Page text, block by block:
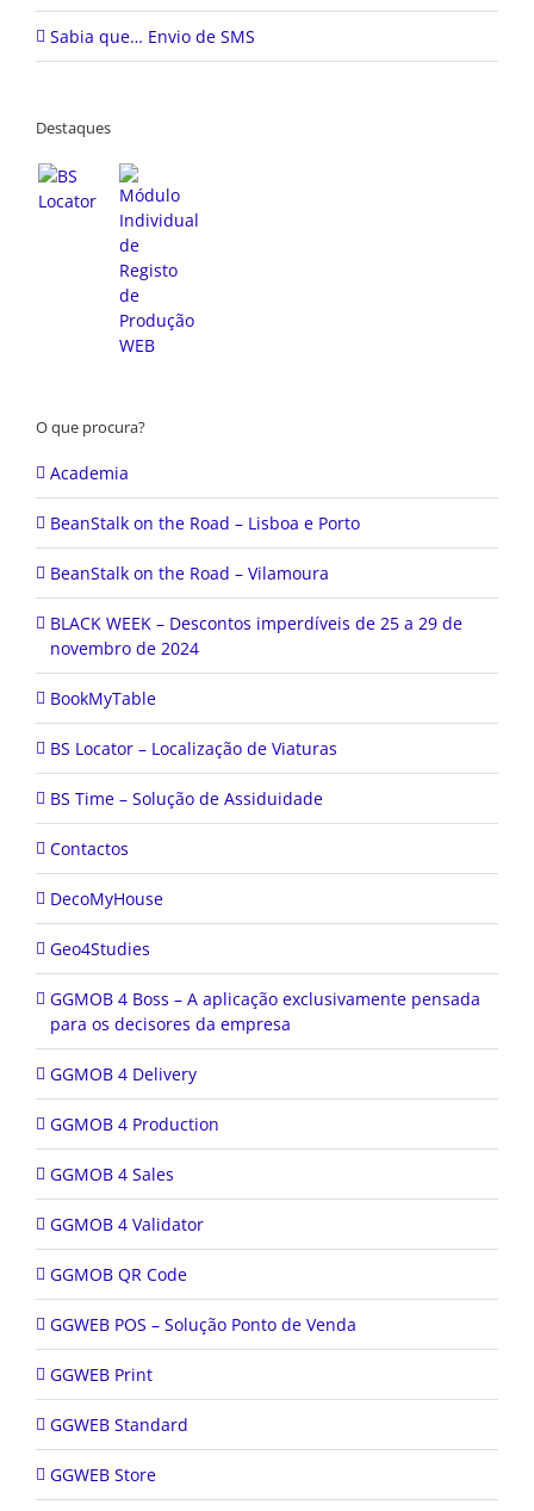
Sabia que… Envio de SMS
Destaques
O que procura?
Academia
BeanStalk on the Road – Lisboa e Porto
BeanStalk on the Road – Vilamoura
BLACK WEEK – Descontos imperdíveis de 25 a 29 de
novembro de 2024
BookMyTable
BS Locator – Localização de Viaturas
BS Time – Solução de Assiduidade
Contactos
DecoMyHouse
Geo4Studies
GGMOB 4 Boss – A aplicação exclusivamente pensada
para os decisores da empresa
GGMOB 4 Delivery
GGMOB 4 Production
GGMOB 4 Sales
GGMOB 4 Validator
GGMOB QR Code
GGWEB POS – Solução Ponto de Venda
GGWEB Print
GGWEB Standard
GGWEB Store